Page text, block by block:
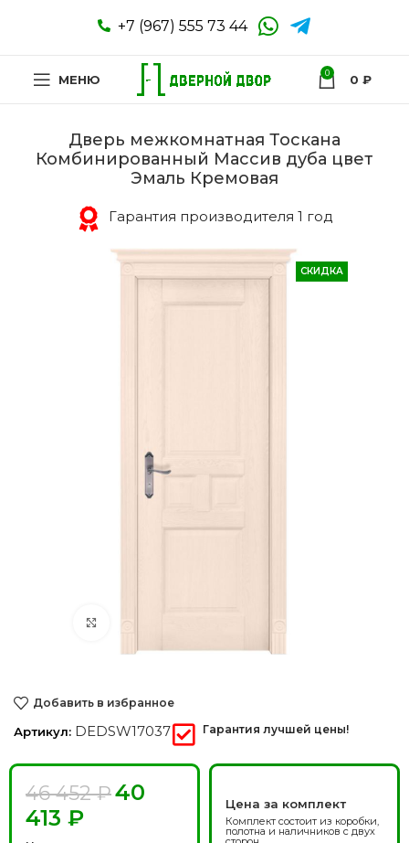
+7 (967) 555 73 44
МЕНЮ 0 0 ₽
Дверь межкомнатная Тоскана
Комбинированный Массив дуба цвет
Эмаль Кремовая
Гарантия производителя 1 год
СКИДКА
Добавить в избранное
Артикул: DEDSW17037 Гарантия лучшей цены!
46 452₽40
413 ₽
Цена за комплект
Комплект состоит из коробки,
полотна и наличников с двух